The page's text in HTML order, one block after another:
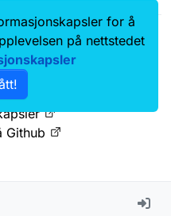
Kontakt oss
Github
for å
på nettstedet